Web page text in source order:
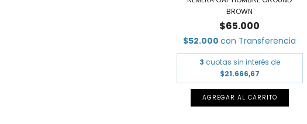
BROWN
$65.000
$52.000con Transferencia
3 cuotas sin interés de
$21.666,67
AGREGAR AL CARRITO